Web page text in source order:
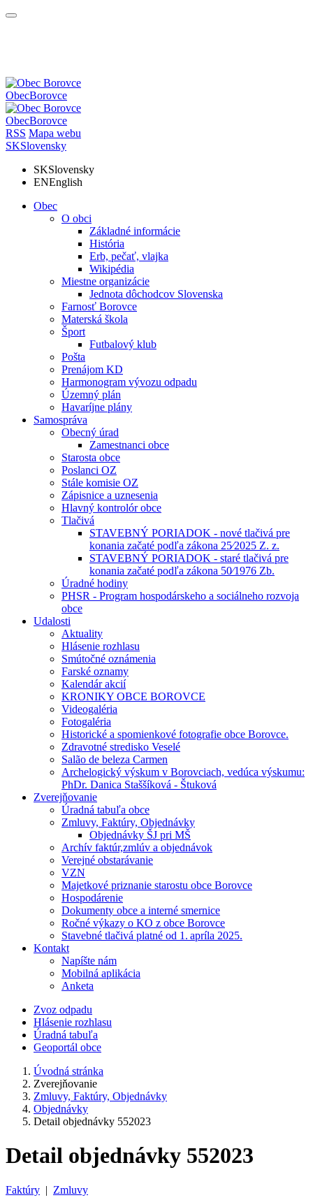
ObecBorovce
ObecBorovce
RSS Mapa webu
SKSlovensky
SKSlovensky
ENEnglish
Obec
O obci
Základné informácie
História
Erb, pečať, vlajka
Wikipédia
Miestne organizácie
Jednota dôchodcov Slovenska
Farnosť Borovce
Materská škola
Šport
Futbalový klub
Pošta
Prenájom KD
Harmonogram vývozu odpadu
Územný plán
Havaríjne plány
Samospráva
Obecný úrad
Zamestnanci obce
Starosta obce
Poslanci OZ
Stále komisie OZ
Zápisnice a uznesenia
Hlavný kontrolór obce
Tlačivá
STAVEBNÝ PORIADOK - nové tlačivá pre
konania začaté podľa zákona 25⁄2025 Z. z.
STAVEBNÝ PORIADOK - staré tlačivá pre
konania začaté podľa zákona 50⁄1976 Zb.
Úradné hodiny
PHSR - Program hospodárskeho a sociálneho rozvoja
obce
Udalosti
Aktuality
Hlásenie rozhlasu
Smútočné oznámenia
Farské oznamy
Kalendár akcií
KRONIKY OBCE BOROVCE
Videogaléria
Fotogaléria
Historické a spomienkové fotografie obce Borovce.
Zdravotné stredisko Veselé
Salão de beleza Carmen
Archelogický výskum v Borovciach, vedúca výskumu:
PhDr. Danica Staššíková - Štuková
Zverejňovanie
Úradná tabuľa obce
Zmluvy, Faktúry, Objednávky
Objednávky ŠJ pri MŠ
Archív faktúr,zmlúv a objednávok
Verejné obstarávanie
VZN
Majetkové priznanie starostu obce Borovce
Hospodárenie
Dokumenty obce a interné smernice
Ročné výkazy o KO z obce Borovce
Stavebné tlačivá platné od 1. apríla 2025.
Kontakt
Napíšte nám
Mobilná aplikácia
Anketa
Zvoz odpadu
Hlásenie rozhlasu
Úradná tabuľa
Geoportál obce
Úvodná stránka
Zverejňovanie
Zmluvy, Faktúry, Objednávky
Objednávky
Detail objednávky 552023
Detail objednávky 552023
Faktúry | Zmluvy